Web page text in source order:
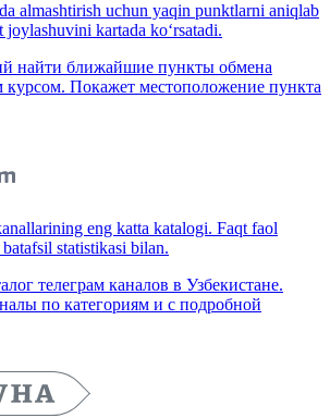
almashtirish uchun yaqin punktlarni aniqlab
kartada ko‘rsatadi.
найти ближайшие пункты обмена
Покажет местоположение пункта
eng katta katalogi. Faqt faol
statistikasi bilan.
телеграм каналов в Узбекистане.
по категориям и с подробной